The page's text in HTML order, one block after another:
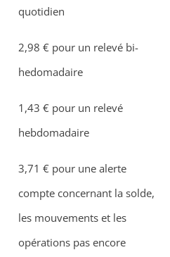
quotidien
2,98 € pour un relevé bi-
hedomadaire
1,43 € pour un relevé
hebdomadaire
3,71 € pour une alerte
compte concernant la solde,
les mouvements et les
opérations pas encore